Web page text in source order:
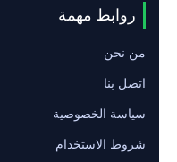
روابط مهمة
من نحن
اتصل بنا
سياسة الخصوصية
شروط الاستخدام